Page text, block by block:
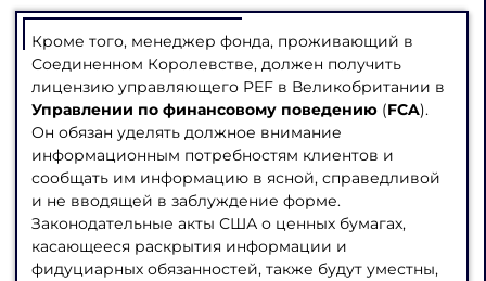
Кроме того, менеджер фонда, проживающий в
Соединенном Королевстве, должен получить
лицензию управляющего PEF в Великобритании в
Управлении по финансовому поведению (FCA).
Он обязан уделять должное внимание
информационным потребностям клиентов и
сообщать им информацию в ясной, справедливой
и не вводящей в заблуждение форме.
Законодательные акты США о ценных бумагах,
касающееся раскрытия информации и
фидуциарных обязанностей, также будут уместны,